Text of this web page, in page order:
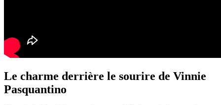
Le charme derrière le sourire de Vinnie
Pasquantino